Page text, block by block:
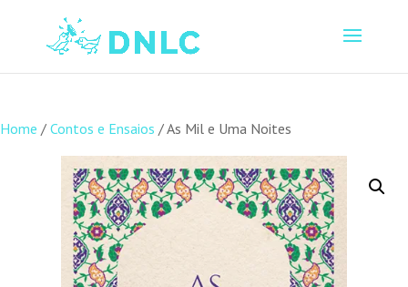
Home / Contos e Ensaios / As Mil e Uma Noites